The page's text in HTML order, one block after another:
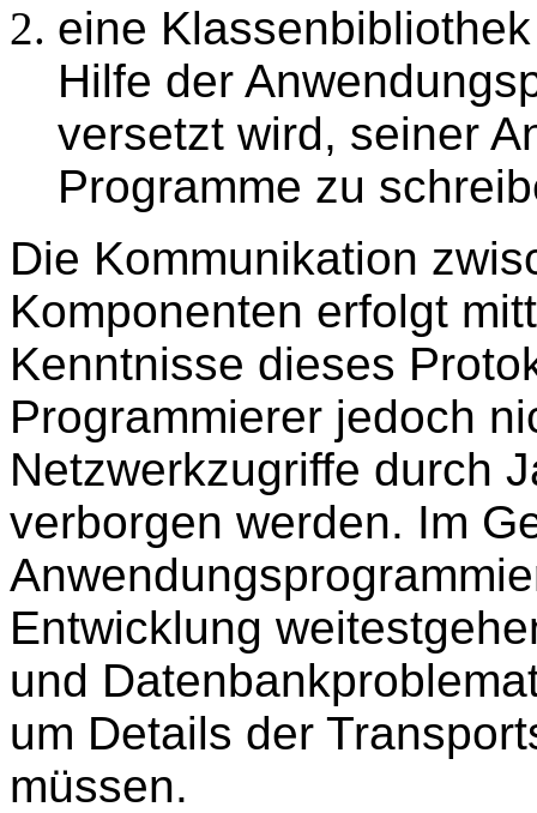
eine
Hilfe der
versetzt wird, seiner
Programme zu
Die Kommunikation
Komponenten erfolgt
Kenntnisse dieses
Programmierer jedoch
Netzwerkzugriffe durch
verborgen werden. Im
Entwicklung
und
um Details der
müssen.